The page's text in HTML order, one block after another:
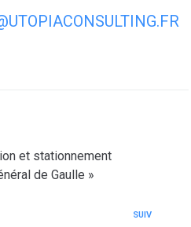
et stationnement
de Gaulle »
SUIV